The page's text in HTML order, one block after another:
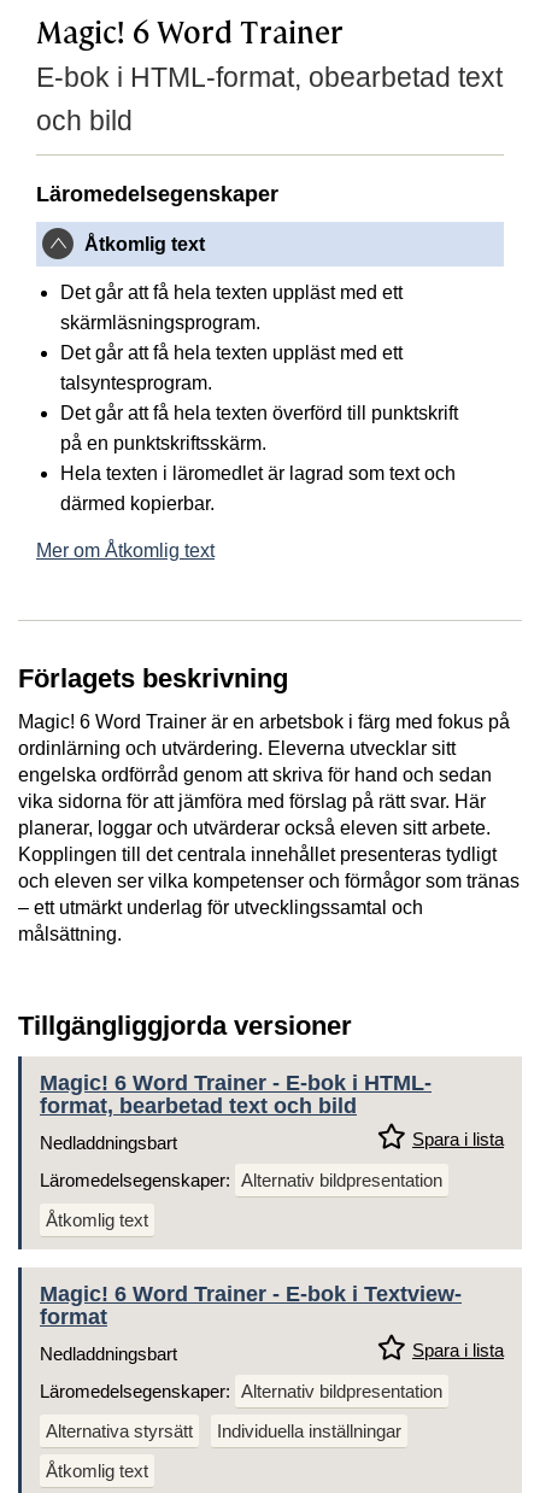
Magic! 6 Word Trainer
E-bok i HTML-format, obearbetad text
och bild
Läromedelsegenskaper
Åtkomlig text
Det går att få hela texten uppläst med ett
skärmläsningsprogram.
Det går att få hela texten uppläst med ett
talsyntesprogram.
Det går att få hela texten överförd till punktskrift
på en punktskriftsskärm.
Hela texten i läromedlet är lagrad som text och
därmed kopierbar.
Mer om Åtkomlig text
Förlagets beskrivning
Magic! 6 Word Trainer är en arbetsbok i färg med fokus på
ordinlärning och utvärdering. Eleverna utvecklar sitt
engelska ordförråd genom att skriva för hand och sedan
vika sidorna för att jämföra med förslag på rätt svar. Här
planerar, loggar och utvärderar också eleven sitt arbete.
Kopplingen till det centrala innehållet presenteras tydligt
och eleven ser vilka kompetenser och förmågor som tränas
– ett utmärkt underlag för utvecklingssamtal och
målsättning.
Tillgängliggjorda versioner
Magic! 6 Word Trainer - E-bok i HTML-
format, bearbetad text och bild
Spara i lista
Nedladdningsbart
Läromedelsegenskaper: Alternativ bildpresentation
Åtkomlig text
Magic! 6 Word Trainer - E-bok i Textview-
format
Spara i lista
Nedladdningsbart
Läromedelsegenskaper: Alternativ bildpresentation
Alternativa styrsätt
Individuella inställningar
Åtkomlig text